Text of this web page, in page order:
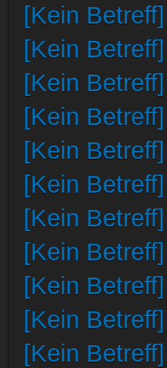
[Kein Betreff]
[Kein Betreff]
[Kein Betreff]
[Kein Betreff]
[Kein Betreff]
[Kein Betreff]
[Kein Betreff]
[Kein Betreff]
[Kein Betreff]
[Kein Betreff]
[Kein Betreff]